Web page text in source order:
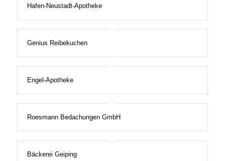
Hafen-Neustadt-Apotheke
Genius Reibekuchen
Engel-Apotheke
Roesmann Bedachungen GmbH
Bäckerei Geiping